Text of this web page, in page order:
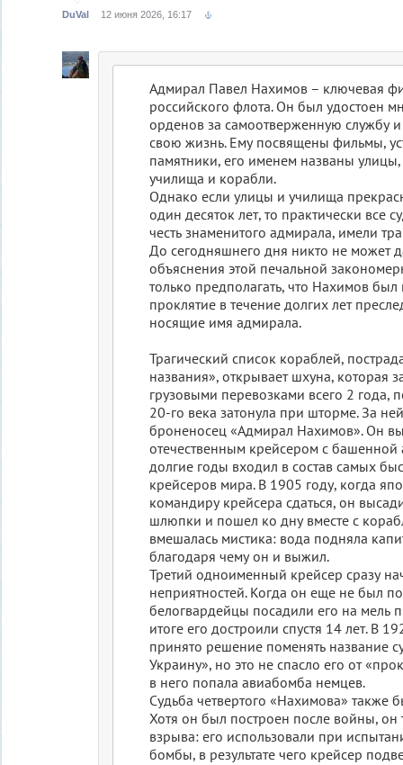
DuVal 12 июня 2026, 16:17
Адмирал Павел Нахимов – ключевая
российского флота. Он был удостоен
орденов за самоотверженную службу
свою жизнь. Ему посвящены фильмы,
памятники, его именем названы
училища и корабли.
Однако если улицы и училища
один десяток лет, то практически все
честь знаменитого адмирала, имели
До сегодняшнего дня никто не может
объяснения этой печальной
только предполагать, что Нахимов был
проклятие в течение долгих лет
носящие имя адмирала.
Трагический список кораблей,
названия», открывает шхуна, которая
грузовыми перевозками всего 2 года,
20-го века затонула при шторме. За
броненосец «Адмирал Нахимов». Он
отечественным крейсером с башенной
долгие годы входил в состав самых
крейсеров мира. В 1905 году, когда
командиру крейсера сдаться, он
шлюпки и пошел ко дну вместе с
вмешалась мистика: вода подняла
благодаря чему он и выжил.
Третий одноименный крейсер сразу
неприятностей. Когда он еще не был
белогвардейцы посадили его на мель
итоге его достроили спустя 14 лет. В
принято решение поменять название
Украину», но это не спасло его от
в него попала авиабомба немцев.
Судьба четвертого «Нахимова» также
Хотя он был построен после войны, он
взрыва: его использовали при
бомбы, в результате чего крейсер